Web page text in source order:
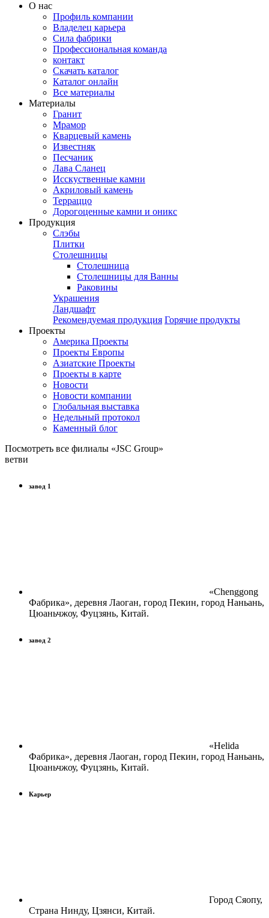
О нас
Профиль компании
Владелец карьера
Сила фабрики
Профессиональная команда
контакт
Скачать каталог
Каталог онлайн
Все материалы
Материалы
Гранит
Мрамор
Кварцевый камень
Известняк
Песчаник
Лава Сланец
Исскуственные камни
Акриловый камень
Терраццо
Дорогоценные камни и оникс
Продукция
Слэбы
Плитки
Столешницы
Столешница
Столешницы для Ванны
Раковины
Украшения
Ландшафт
Рекомендуемая продукция Горячие продукты
Проекты
Америка Проекты
Проекты Европы
Азиатские Проекты
Проекты в карте
Новости
Новости компании
Глобальная выставка
Недельный протокол
Каменный блог
Посмотреть все филиалы «JSC Group»
ветви
завод 1
«Chenggong
Фабрика», деревня Лаоган, город Пекин, город Наньань,
Цюаньчжоу, Фуцзянь, Китай.
завод 2
«Helida
Фабрика», деревня Лаоган, город Пекин, город Наньань,
Цюаньчжоу, Фуцзянь, Китай.
Карьер
Город Сяопу,
Страна Нинду, Цзянси, Китай.